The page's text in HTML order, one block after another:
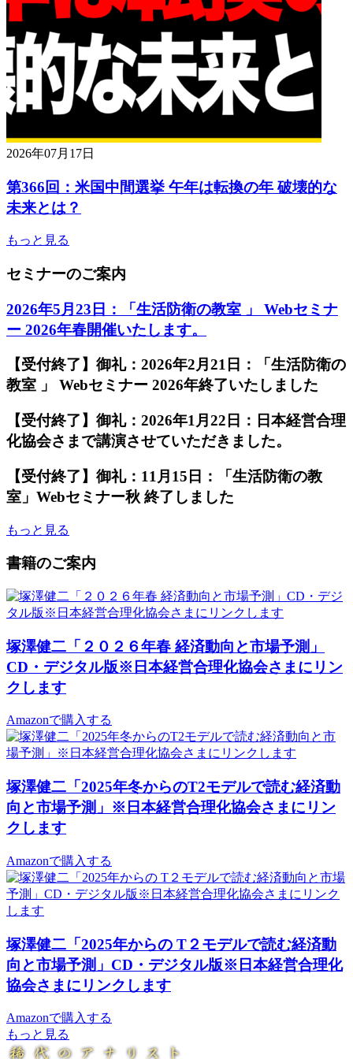
2026年07月17日
第366回：米国中間選挙 午年は転換の年 破壊的な
未来とは？
もっと見る
セミナーのご案内
2026年5月23日：「生活防衛の教室 」 Webセミナ
ー 2026年春開催いたします。
【受付終了】御礼：2026年2月21日：「生活防衛の
教室 」 Webセミナー 2026年終了いたしました
【受付終了】御礼：2026年1月22日：日本経営合理
化協会さまで講演させていただきました。
【受付終了】御礼：11月15日：「生活防衛の教
室」Webセミナー秋 終了しました
もっと見る
書籍のご案内
塚澤健二「２０２６年春 経済動向と市場予測」
CD・デジタル版※日本経営合理化協会さまにリン
クします
Amazonで購入する
塚澤健二「2025年冬からのT2モデルで読む経済動
向と市場予測」※日本経営合理化協会さまにリン
クします
Amazonで購入する
塚澤健二「2025年からの T２モデルで読む経済動
向と市場予測」CD・デジタル版※日本経営合理化
協会さまにリンクします
Amazonで購入する
もっと見る